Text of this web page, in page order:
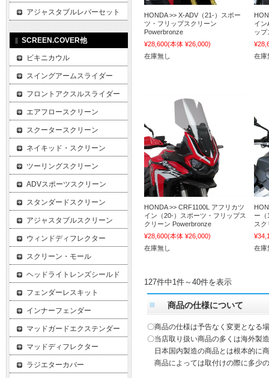
HONDA >> X-ADV（21-）スポー
ツ・フリップスクリーン
Powerbronze
¥28,600(本体 ¥26,000)
在庫無し
イン
ッ
在庫
HONDA >> CRF1100L アフリカツ
イン（20-）スポーツ・フリップス
クリーン Powerbronze
¥28,600(本体 ¥26,000)
在庫無し
ー（
スク
在庫
127件中1件～40件を表示
商品の仕様について
〇商品の仕様は予告なく変更となる
〇当店取り扱い商品の多くは海外製
日本国内製造の商品とは根本的に
商品によっては取付けの際に多少
アジャスタブルレバーセット
SCREEN.COVER他
ビキニカウル
スイングアームスライダー
フロントアクスルスライダー
エアフロースクリーン
スクータースクリーン
ネイキッド・スクリーン
ツーリングスクリーン
ADVスポーツスクリーン
スタンダードスクリーン
アジャスタブルスクリーン
ウィンドディフレクター
スクリーン・モール
ヘッドライトレンズシールド
フェンダーレスキット
インナーフェンダー
マッドガードエクステンダー
マッドディフレクター
ラジエターカバー